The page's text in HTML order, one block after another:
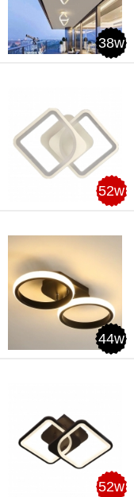
38w
52w
44w
52w